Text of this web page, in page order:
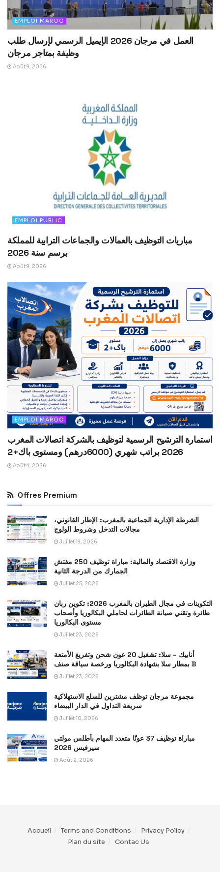
EMPLOI MAROC
العمل في مرجان 2026 الإيميل الرسمي لإرسال طلب
وظيفة بمتاجر مرجان
Août 9, 2026
EMPLOI PUBLIC
مباريات التوظيف بالعمالات والجماعات الترابية للمملكة
برسم سنة 2026
Août 9, 2026
EMPLOI MAROC
استمارة الترشيح الرسمية لتوظيف بالشركة اتصالات المغرب
2026 براتب شهري (6000درهم) ومستوى باك+2
Août 4, 2026
Offres Premium
الشرطة الإدارية الجماعية بالمغرب: الإطار القانوني،
مجالات التدخل وشروط الولوج
Juillet 19, 2026
وزارة الاقتصاد والمالية: مباراة توظيف 250 مفتش
الجمارك من الدرجة الثانية
Juillet 25, 2026
التكوينات في مجال الطيران بالمغرب 2026: تكوين ربان
طائرة وتقني صيانة الطائرات لحاملي البكالوريا وأصحاب
مستوى البكالوريا
Juillet 23, 2026
أنابيك – سلا: تشغيل 20 عون شحن وتفريغ الأمتعة
بمطار سلا بشهادة البكالوريا ورخصة سياقة صنف B
Juillet 23, 2026
مجموعة مرجان توظف مشترين للسلع الاستهلاكية
سريعة التداول في الدار البيضاء
Juillet 10, 2026
مباراة توظيف 37 عونًا متعدد المهام بأطلس مولتي
سيرفيس 2026
Août 2, 2026
Accueil Terms and Conditions
Privacy Policy
Plan du site
Contac Us